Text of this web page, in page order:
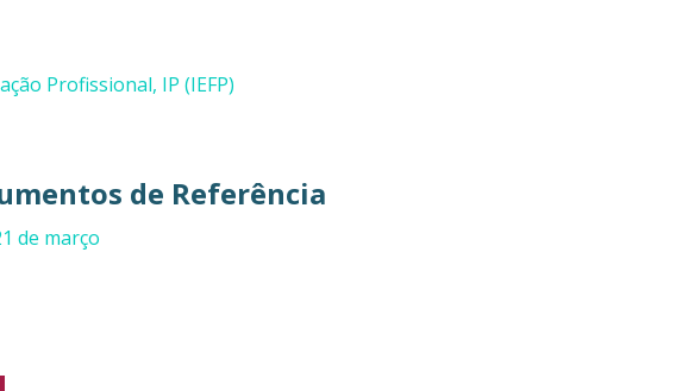
Profissional, IP (IEFP)
de Referência
de março